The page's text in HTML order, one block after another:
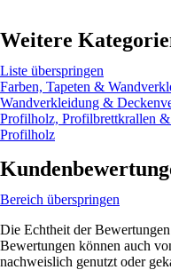
Weitere
Liste überspringen
Farben, Tapeten &
Wandverkleidung &
Profilholz, Profilbrettkrallen
Profilholz
Bereich überspringen
Die Echtheit der
Bewertungen können auch
nachweislich genutzt oder